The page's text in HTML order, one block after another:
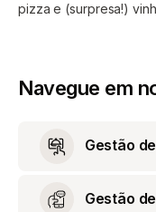
pizza e (surpresa!)
Navegue em
Gestão
Gestão